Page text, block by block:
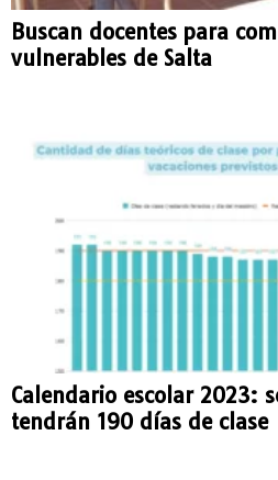
Buscan docentes para
vulnerables de Salta
Calendario escolar 2023:
tendrán 190 días de clase